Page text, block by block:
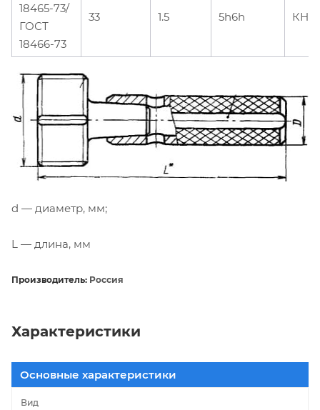
18465-73/
ГОСТ
18466-73
33 1.5 5h6h
d — диаметр, мм;
L — длина, мм
Производитель: Россия
Характеристики
Основные характеристики
Вид